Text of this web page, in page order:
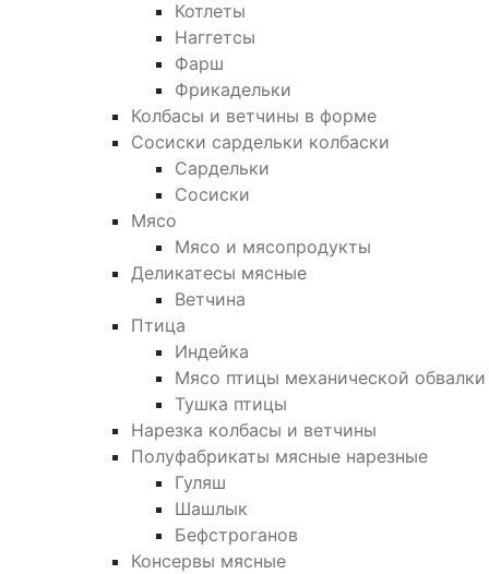
Котлеты
Наггетсы
Фарш
Фрикадельки
Колбасы и ветчины в форме
Сосиски сардельки колбаски
Сардельки
Сосиски
Мясо
Мясо и мясопродукты
Деликатесы мясные
Ветчина
Птица
Индейка
Мясо птицы механической обвалки
Тушка птицы
Нарезка колбасы и ветчины
Полуфабрикаты мясные нарезные
Гуляш
Шашлык
Бефстроганов
Консервы мясные